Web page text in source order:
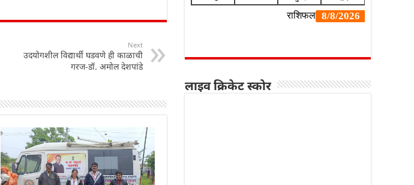
Next
उदयोगशील विद्यार्थी घडवणे ही काळाची
गरज-डॉ. अमोल देशपांडे
लाइव क्रिकेट स्कोर